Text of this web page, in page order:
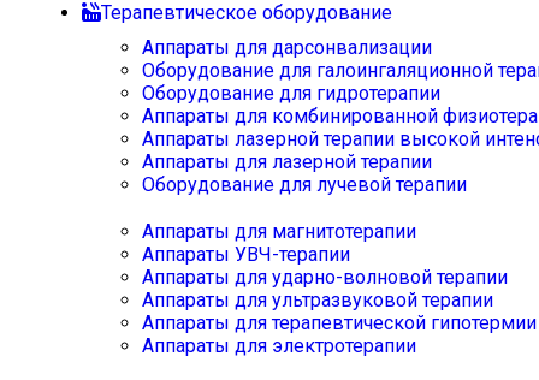
Терапевтическое оборудование
Аппараты для дарсонвализации
Оборудование для галоингаляционной
Оборудование для гидротерапии
Аппараты для комбинированной
Аппараты лазерной терапии высокой
Аппараты для лазерной терапии
Оборудование для лучевой терапии
Аппараты для магнитотерапии
Аппараты УВЧ-терапии
Аппараты для ударно-волновой терапии
Аппараты для ультразвуковой терапии
Аппараты для терапевтической
Аппараты для электротерапии